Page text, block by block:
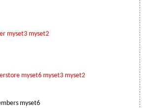
myset3 myset2
myset6 myset3 myset2
myset6